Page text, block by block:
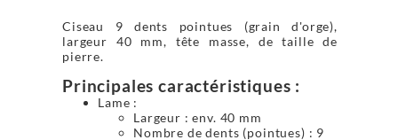
Ciseau 9 dents pointues (grain d'orge),
largeur 40 mm, tête masse, de taille de
pierre.
Principales caractéristiques :
Lame :
Largeur : env. 40 mm
Nombre de dents (pointues) : 9